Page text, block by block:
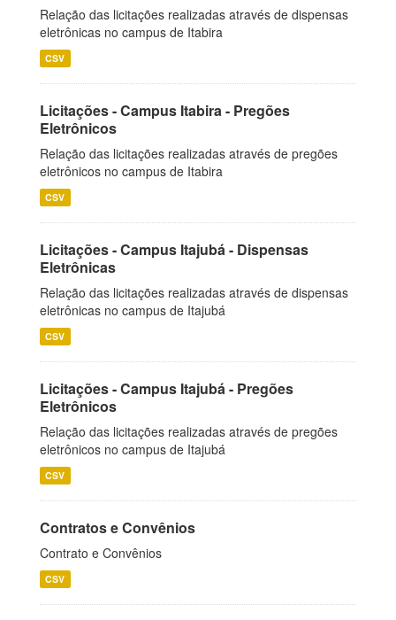
Relação das licitações realizadas através de dispensas
eletrônicas no campus de Itabira
CSV
Licitações - Campus Itabira - Pregões
Eletrônicos
Relação das licitações realizadas através de pregões
eletrônicos no campus de Itabira
CSV
Licitações - Campus Itajubá - Dispensas
Eletrônicas
Relação das licitações realizadas através de dispensas
eletrônicas no campus de Itajubá
CSV
Licitações - Campus Itajubá - Pregões
Eletrônicos
Relação das licitações realizadas através de pregões
eletrônicos no campus de Itajubá
CSV
Contratos e Convênios
Contrato e Convênios
CSV